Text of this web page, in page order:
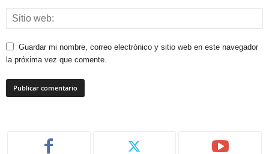
Guardar mi nombre, correo electrónico y sitio web en este navegador
la próxima vez que comente.